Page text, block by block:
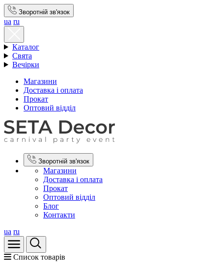
Зворотній зв'язок
ua ru
Каталог
Свята
Вечірки
Магазини
Доставка і оплата
Прокат
Оптовий відділ
Зворотній зв'язок
Магазини
Доставка і оплата
Прокат
Оптовий відділ
Блог
Контакти
ua ru
Список товарів